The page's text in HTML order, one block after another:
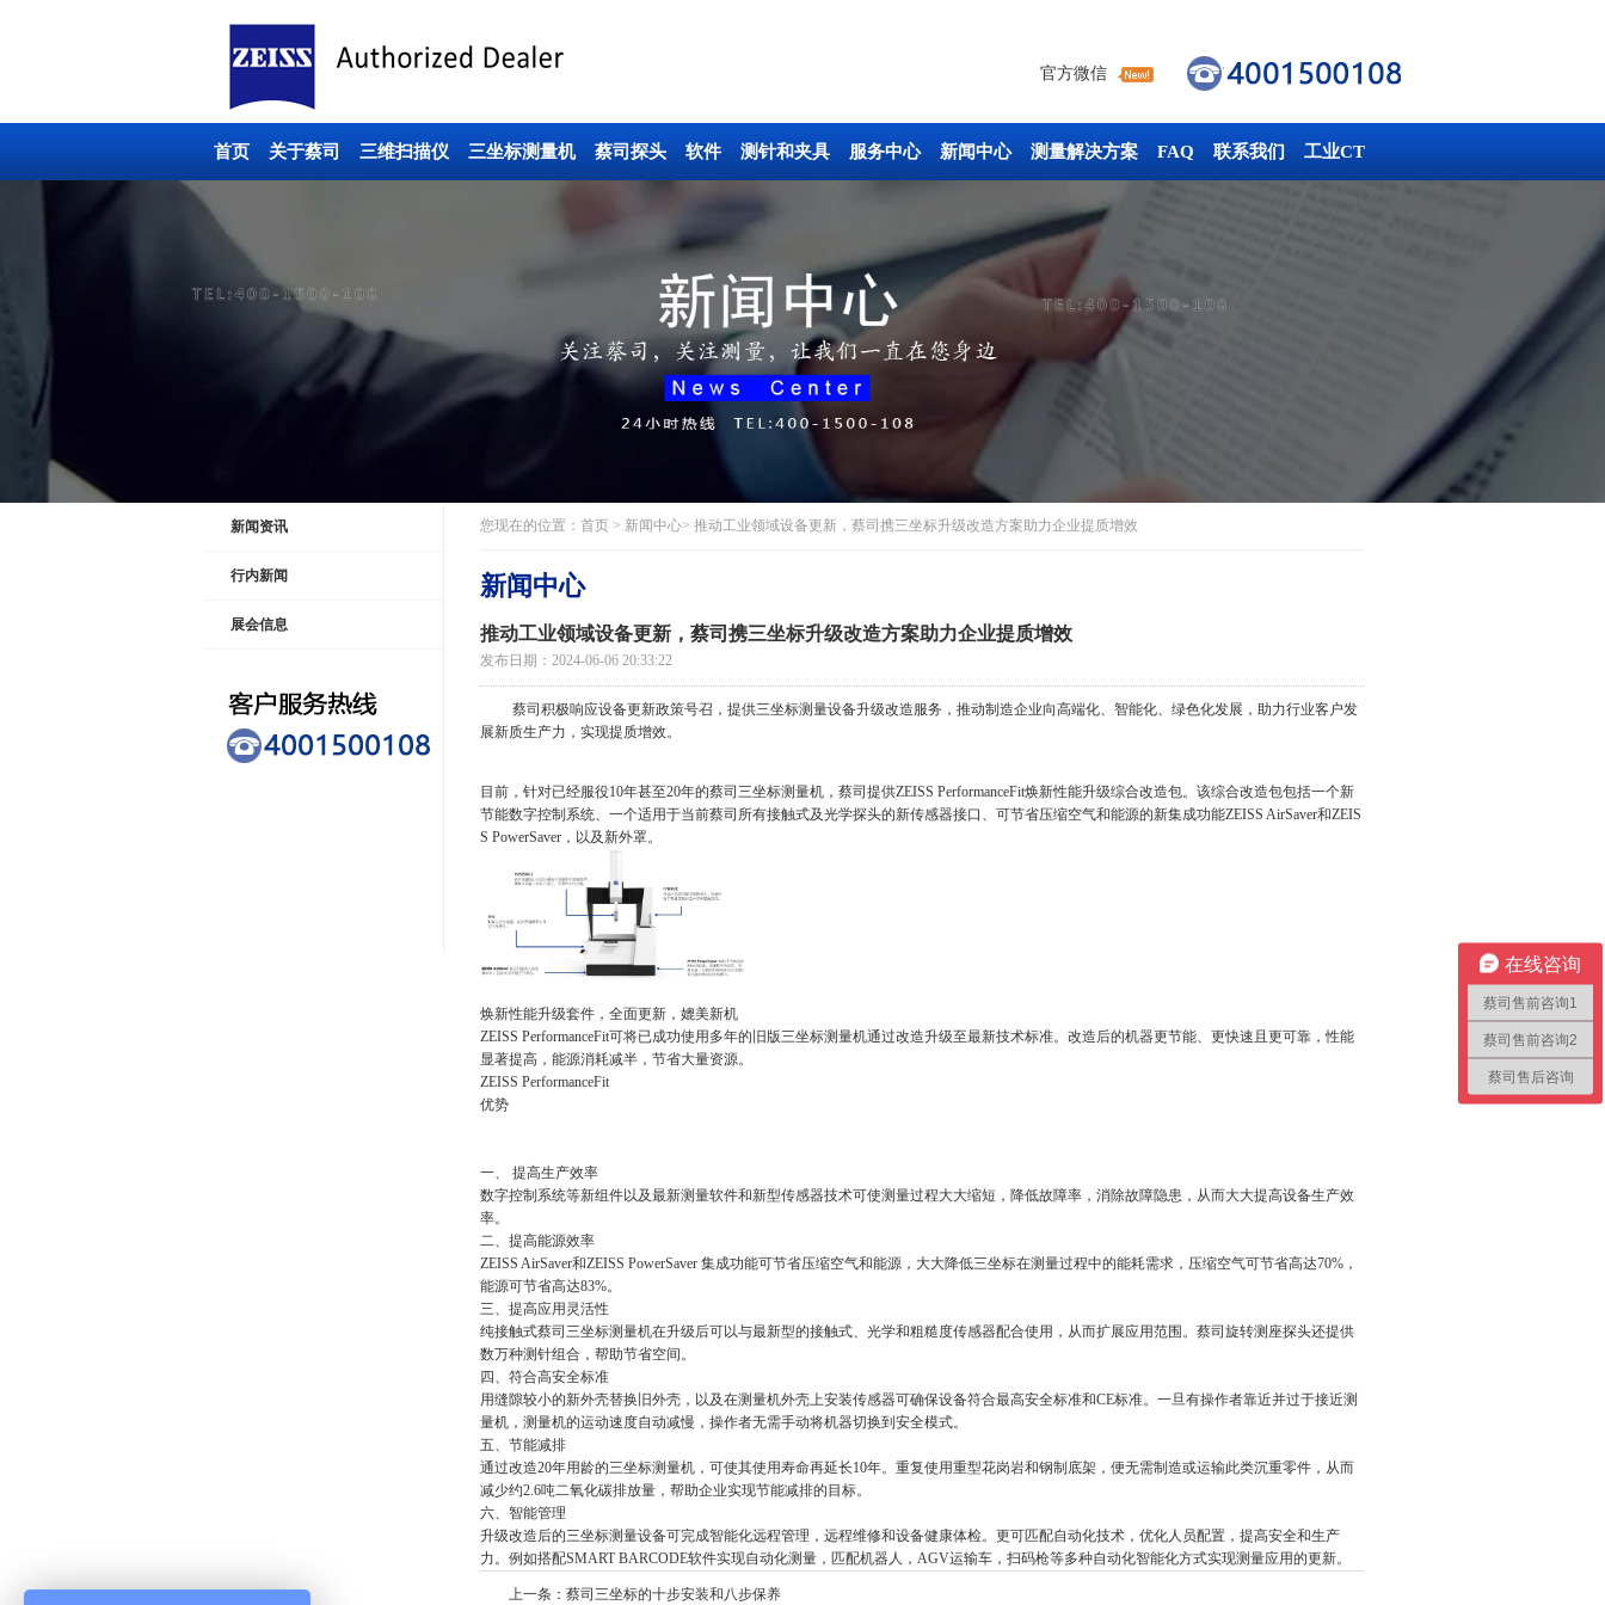
官方微信
首页 关于蔡司 三维扫描仪 三坐标测量机 蔡司探头 软件 测针和夹具 服务中心 新闻中心 测量解决方案 FAQ 联系我们 工业CT
新闻资讯
行内新闻
展会信息
您现在的位置： 首页 > 新闻中心> 推动工业领域设备更新，蔡司携三坐标升级改造方案助力企业提质增效
新闻中心
推动工业领域设备更新，蔡司携三坐标升级改造方案助力企业提质增效
发布日期：2024-06-06 20:33:22
蔡司积极响应设备更新政策号召，提供三坐标测量设备升级改造服务，推动制造企业向高端化、智能化、绿色化发展，助力行业客户发
展新质生产力，实现提质增效。
目前，针对已经服役10年甚至20年的蔡司三坐标测量机，蔡司提供ZEISS PerformanceFit焕新性能升级综合改造包。该综合改造包包括一个新
节能数字控制系统、一个适用于当前蔡司所有接触式及光学探头的新传感器接口、可节省压缩空气和能源的新集成功能ZEISS AirSaver和ZEIS
S PowerSaver，以及新外罩。
焕新性能升级套件，全面更新，媲美新机
ZEISS PerformanceFit可将已成功使用多年的旧版三坐标测量机通过改造升级至最新技术标准。改造后的机器更节能、更快速且更可靠，性能
显著提高，能源消耗减半，节省大量资源。
ZEISS PerformanceFit
优势
一、 提高生产效率
数字控制系统等新组件以及最新测量软件和新型传感器技术可使测量过程大大缩短，降低故障率，消除故障隐患，从而大大提高设备生产效
率。
二、提高能源效率
ZEISS AirSaver和ZEISS PowerSaver 集成功能可节省压缩空气和能源，大大降低三坐标在测量过程中的能耗需求，压缩空气可节省高达70%，
能源可节省高达83%。
三、提高应用灵活性
纯接触式蔡司三坐标测量机在升级后可以与最新型的接触式、光学和粗糙度传感器配合使用，从而扩展应用范围。蔡司旋转测座探头还提供
数万种测针组合，帮助节省空间。
四、符合高安全标准
用缝隙较小的新外壳替换旧外壳，以及在测量机外壳上安装传感器可确保设备符合最高安全标准和CE标准。一旦有操作者靠近并过于接近测
量机，测量机的运动速度自动减慢，操作者无需手动将机器切换到安全模式。
五、节能减排
通过改造20年用龄的三坐标测量机，可使其使用寿命再延长10年。重复使用重型花岗岩和钢制底架，便无需制造或运输此类沉重零件，从而
减少约2.6吨二氧化碳排放量，帮助企业实现节能减排的目标。
六、智能管理
升级改造后的三坐标测量设备可完成智能化远程管理，远程维修和设备健康体检。更可匹配自动化技术，优化人员配置，提高安全和生产
力。例如搭配SMART BARCODE软件实现自动化测量，匹配机器人，AGV运输车，扫码枪等多种自动化智能化方式实现测量应用的更新。
上一条： 蔡司三坐标的十步安装和八步保养
在线咨询
蔡司售前咨询1
蔡司售前咨询2
蔡司售后咨询